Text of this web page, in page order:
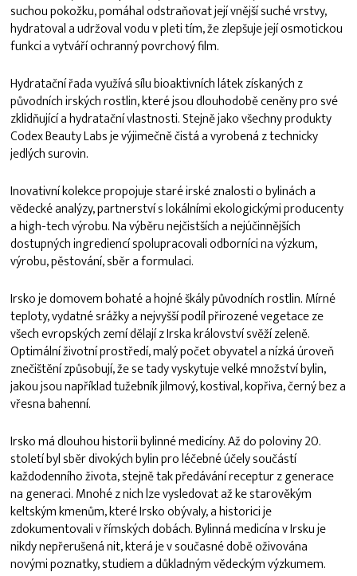
suchou pokožku, pomáhal odstraňovat její vnější suché vrstvy,
hydratoval a udržoval vodu v pleti tím, že zlepšuje její osmotickou
funkci a vytváří ochranný povrchový film.
Hydratační řada využívá sílu bioaktivních látek získaných z
původních irských rostlin, které jsou dlouhodobě ceněny pro své
zklidňující a hydratační vlastnosti. Stejně jako všechny produkty
Codex Beauty Labs je výjimečně čistá a vyrobená z technicky
jedlých surovin.
Inovativní kolekce propojuje staré irské znalosti o bylinách a
vědecké analýzy, partnerství s lokálními ekologickými producenty
a high-tech výrobu. Na výběru nejčistších a nejúčinnějších
dostupných ingrediencí spolupracovali odborníci na výzkum,
výrobu, pěstování, sběr a formulaci.
Irsko je domovem bohaté a hojné škály původních rostlin. Mírné
teploty, vydatné srážky a nejvyšší podíl přirozené vegetace ze
všech evropských zemí dělají z Irska království svěží zeleně.
Optimální životní prostředí, malý počet obyvatel a nízká úroveň
znečištění způsobují, že se tady vyskytuje velké množství bylin,
jakou jsou například tužebník jilmový, kostival, kopřiva, černý bez a
vřesna bahenní.
Irsko má dlouhou historii bylinné medicíny. Až do poloviny 20.
století byl sběr divokých bylin pro léčebné účely součástí
každodenního života, stejně tak předávání receptur z generace
na generaci. Mnohé z nich lze vysledovat až ke starověkým
keltským kmenům, které Irsko obývaly, a historici je
zdokumentovali v římských dobách. Bylinná medicína v Irsku je
nikdy nepřerušená nit, která je v současné době oživována
novými poznatky, studiem a důkladným vědeckým výzkumem.